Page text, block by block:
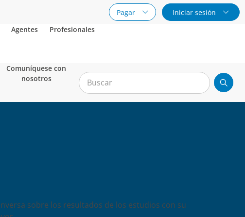
Pagar
Iniciar sesión
Agentes Profesionales
Comuníquese con
nosotros